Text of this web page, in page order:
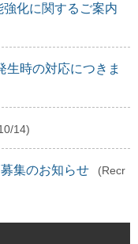
化に関するご案内
生時の対応につきま
14)
集のお知らせ
(Recr